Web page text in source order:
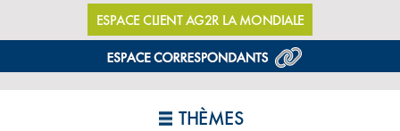
ESPACE CLIENT AG2R LA MONDIALE
THÈMES